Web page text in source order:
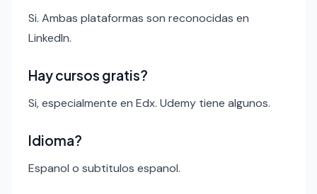
Si. Ambas plataformas son reconocidas en
LinkedIn.
Hay cursos gratis?
Si, especialmente en Edx. Udemy tiene algunos.
Idioma?
Espanol o subtitulos espanol.